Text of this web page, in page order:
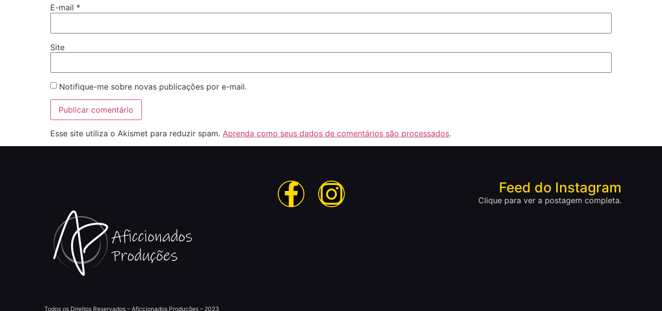
E-mail *
Site
Notifique-me sobre novas publicações por e-mail.
Esse site utiliza o Akismet para reduzir spam. Aprenda como seus dados de comentários são processados.
Todos os Direitos Reservados – Aficcionados Produções – 2023
Feed do Instagram
Clique para ver a postagem completa.